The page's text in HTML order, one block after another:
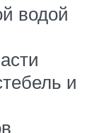
водой
и